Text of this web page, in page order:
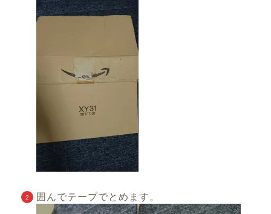
囲んでテープでとめます。